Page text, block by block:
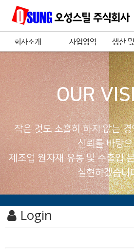
회사소개 사업영역 생산
OUR
작은 것도 소홀히 하지 않는
신뢰를 바탕
제조업 원자재 유통 및 수출입
실현하겠습니
Login